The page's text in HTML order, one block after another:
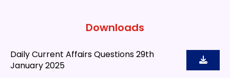
Downloads
Daily Current Affairs Questions 29th
January 2025